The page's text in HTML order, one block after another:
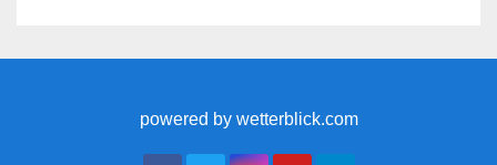
powered by wetterblick.com